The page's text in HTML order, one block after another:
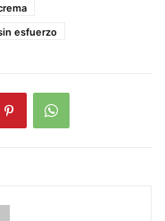
esfuerzo